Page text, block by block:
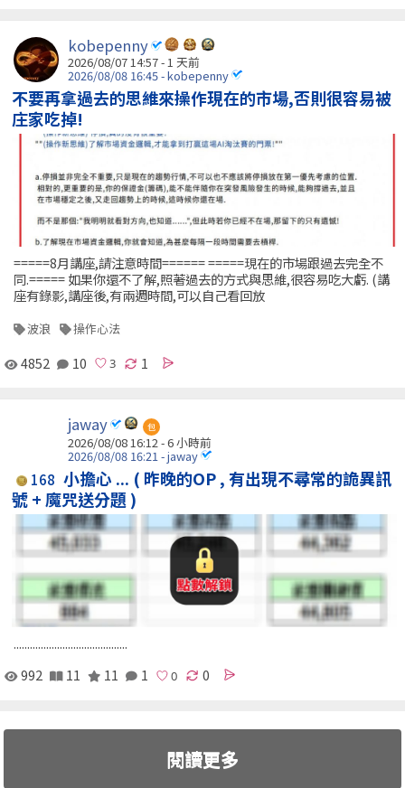
kobepenny
2026/08/07 14:57 - 1 天前
2026/08/08 16:45 - kobepenny
不要再拿過去的思維來操作現在的市場,否則很容易被
庄家吃掉!
=====8月講座,請注意時間====== =====現在的市場跟過去完全不
同.===== 如果你還不了解,照著過去的方式與思維,很容易吃大虧. (講
座有錄影,講座後,有兩週時間,可以自己看回放
波浪 操作心法
4852 10 1
jaway 包
2026/08/08 16:12 -6 小時前
2026/08/08 16:21 - jaway
168 小擔心 ... ( 昨晚的OP , 有出現不尋常的詭異訊
號 + 魔咒送分題 )
..........................................
992
11 11 1 0
閱讀更多